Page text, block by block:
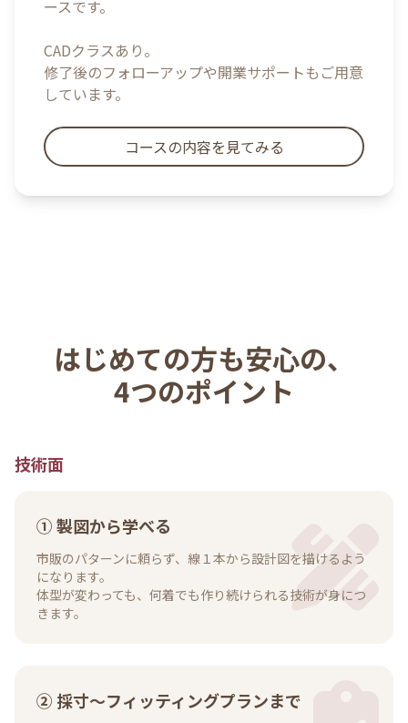
ースです。
CADクラスあり。
修了後のフォローアップや開業サポートもご用意
しています。
コースの内容を見てみる
はじめての方も安心の、
4つのポイント
技術面
① 製図から学べる
市販のパターンに頼らず、線１本から設計図を描けるよう
になります。
体型が変わっても、何着でも作り続けられる技術が身につ
きます。
② 採寸〜フィッティングプランまで